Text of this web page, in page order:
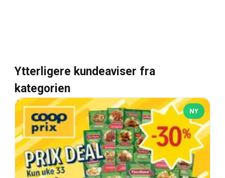
Ytterligere kundeaviser fra
kategorien
NY